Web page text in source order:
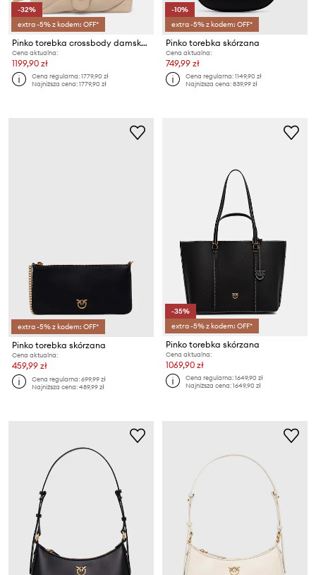
-32%
extra -5% z kodem: OFF*
Pinko torebka crossbody damska skórzana
Cena aktualna:
1199,90 zł
Cena regularna:1779,90 zł
Najniższa cena:1779,90 zł
-10%
extra -5% z kodem: OFF*
Pinko torebka skórzana
Cena aktualna:
749,99 zł
Cena regularna:1149,90 zł
Najniższa cena:839,99 zł
extra -5% z kodem: OFF*
Pinko torebka skórzana
Cena aktualna:
459,99 zł
Cena regularna:699,99 zł
Najniższa cena:489,99 zł
-35%
extra -5% z kodem: OFF*
Pinko torebka skórzana
Cena aktualna:
1069,90 zł
Cena regularna:1649,90 zł
Najniższa cena:1649,90 zł